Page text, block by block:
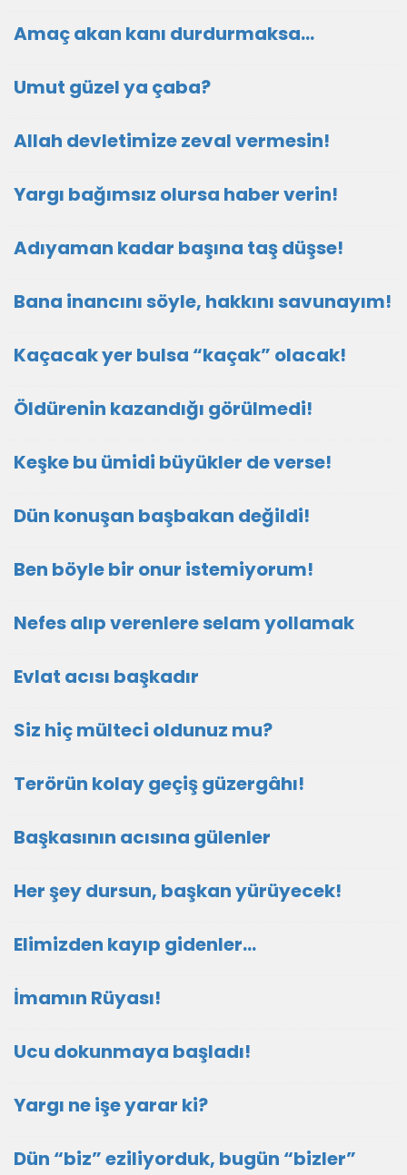
Amaç akan kanı durdurmaksa…
Umut güzel ya çaba?
Allah devletimize zeval vermesin!
Yargı bağımsız olursa haber verin!
Adıyaman kadar başına taş düşse!
Bana inancını söyle, hakkını savunayım!
Kaçacak yer bulsa “kaçak” olacak!
Öldürenin kazandığı görülmedi!
Keşke bu ümidi büyükler de verse!
Dün konuşan başbakan değildi!
Ben böyle bir onur istemiyorum!
Nefes alıp verenlere selam yollamak
Evlat acısı başkadır
Siz hiç mülteci oldunuz mu?
Terörün kolay geçiş güzergâhı!
Başkasının acısına gülenler
Her şey dursun, başkan yürüyecek!
Elimizden kayıp gidenler…
İmamın Rüyası!
Ucu dokunmaya başladı!
Yargı ne işe yarar ki?
Dün “biz” eziliyorduk, bugün “bizler”